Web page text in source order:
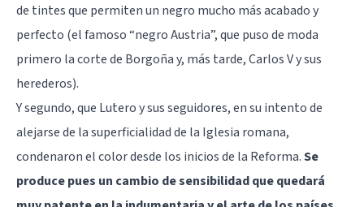
de tintes que permiten un negro mucho más acabado y
perfecto (el famoso “negro Austria”, que puso de moda
primero la corte de Borgoña y, más tarde, Carlos V y sus
herederos).
Y segundo, que Lutero y sus seguidores, en su intento de
alejarse de la superficialidad de la Iglesia romana,
condenaron el color desde los inicios de la Reforma.Se
produce pues un cambio de sensibilidad que quedará